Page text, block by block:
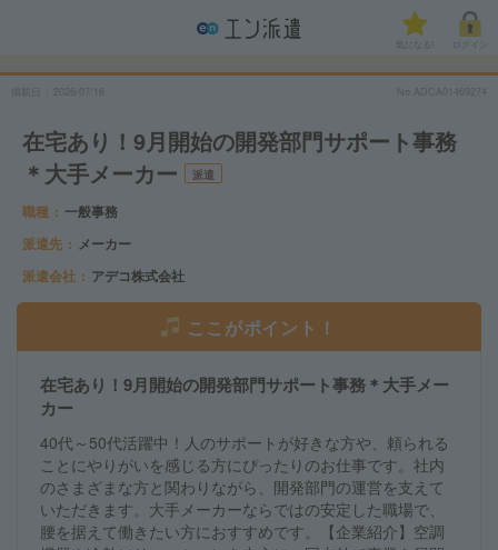
気になる!
2026/07/16 No.ADCA01469274
在宅あり！9月開始の開発部門サポート事務
＊大手メーカー
派遣
職種
一般事務
派遣先
メーカー
派遣会社
アデコ株式会社
ここがポイント！
在宅あり！9月開始の開発部門サポート事務＊大手メー
カー
40代～50代活躍中！人のサポートが好きな方や、頼られる
ことにやりがいを感じる方にぴったりのお仕事です。社内
のさまざまな方と関わりながら、開発部門の運営を支えて
いただきます。大手メーカーならではの安定した職場で、
腰を据えて働きたい方におすすめです。【企業紹介】空調